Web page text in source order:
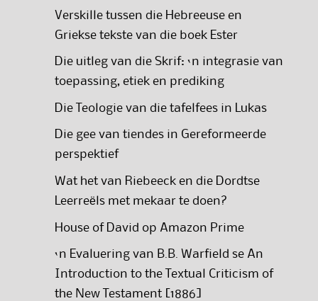
Verskille tussen die Hebreeuse en
Griekse tekste van die boek Ester
Die uitleg van die Skrif: ‘n integrasie van
toepassing, etiek en prediking
Die Teologie van die tafelfees in Lukas
Die gee van tiendes in Gereformeerde
perspektief
Wat het van Riebeeck en die Dordtse
Leerreëls met mekaar te doen?
House of David op Amazon Prime
‘n Evaluering van B.B. Warfield se An
Introduction to the Textual Criticism of
the New Testament [1886]